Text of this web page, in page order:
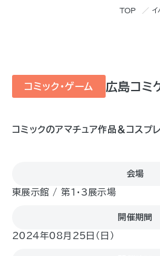
TOP イ
コミック・ゲーム 広島コ
コミックのアマチュア作品＆コスプ
会場
東展示館 / 第1・3展示場
開催期間
2024年08月25日（日)